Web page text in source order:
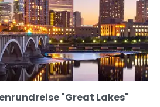
"Great Lakes"